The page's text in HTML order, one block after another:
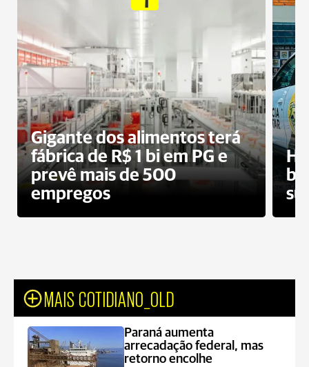
Gigante dos alimentos terá
fábrica de R$ 1 bi em PG e
prevê mais de 500
empregos
MAIS COTIDIANO_OLD
Paraná aumenta
arrecadação federal, mas
retorno encolhe